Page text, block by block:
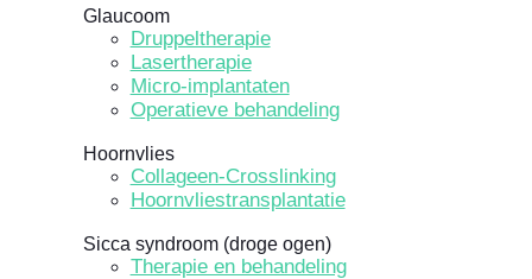
Glaucoom
Druppeltherapie
Lasertherapie
Micro-implantaten
Operatieve behandeling
Hoornvlies
Collageen-Crosslinking
Hoornvliestransplantatie
Sicca syndroom (droge ogen)
Therapie en behandeling